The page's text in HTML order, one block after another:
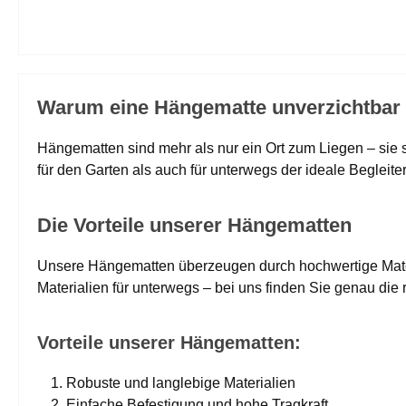
Warum eine Hängematte
Hängematten sind mehr als nur ein Ort zum Liegen –
für den Garten als auch für unterwegs der ideale
Die Vorteile unserer Hängematten
Unsere Hängematten überzeugen durch hochwertige
Materialien für unterwegs – bei uns finden Sie genau die
Vorteile unserer Hängematten:
Robuste und langlebige Materialien